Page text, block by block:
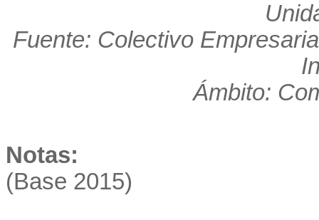
Fuente: Colectivo
Ámbito:
Notas:
(Base 2015)